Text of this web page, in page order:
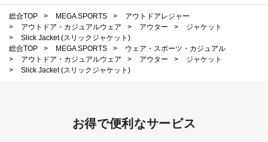
総合TOP > MEGA SPORTS >
アウトドアレジャー
>
アウトドア・カジュアルウェア > アウター >
ジャケット
>
Slick Jacket (スリックジャケット)
総合TOP
> MEGA SPORTS >
ウェア・スポーツ・カジュアル
>
アウトドア・カジュアルウェア > アウター >
ジャケット
>
Slick Jacket (スリックジャケット)
お得で便利なサービス